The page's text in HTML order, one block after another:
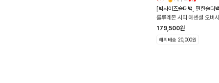
[빅사이즈숄더백, 편한숄더
룰루레몬 시티 에센셜 오버
즈 숄더백 18L
179,500원
해외배송 20,000원